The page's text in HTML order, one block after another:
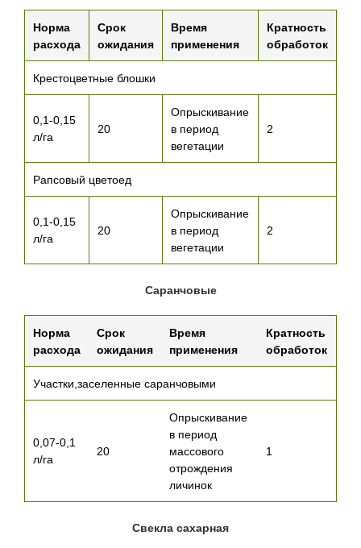
Норма
расхода
Срок
ожидания
Время
применения
Кратность
обработок
Крестоцветные блошки
0,1-0,15
л/га
20
Опрыскивание
в период
вегетации
2
Рапсовый цветоед
0,1-0,15
л/га
20
Опрыскивание
в период
вегетации
2
Саранчовые
Норма
расхода
Срок
ожидания
Время
применения
Кратность
обработок
Участки,заселенные саранчовыми
0,07-0,1
л/га
20
Опрыскивание
в период
массового
отрождения
личинок
1
Свекла сахарная